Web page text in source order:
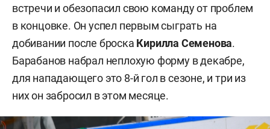
встречи и обезопасил свою команду от проблем
в концовке. Он успел первым сыграть на
добивании после броска Кирилла Семенова.
Барабанов набрал неплохую форму в декабре,
для нападающего это 8-й гол в сезоне, и три из
них он забросил в этом месяце.